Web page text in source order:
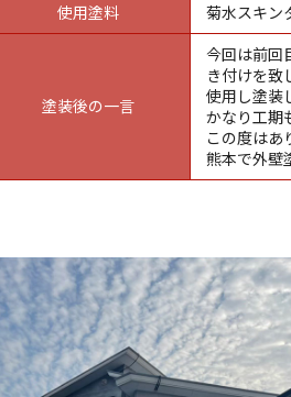
使用塗料 菊水スキン
塗装後の一言
今回は前回
き付けを致
使用し塗装
かなり工期
この度はあ
熊本で外壁